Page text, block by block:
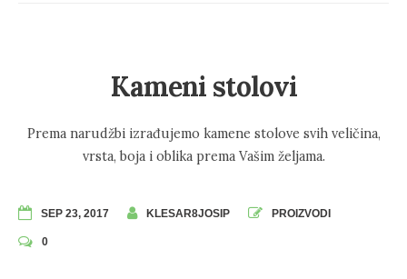
Kameni stolovi
Prema narudžbi izrađujemo kamene stolove svih veličina,
vrsta, boja i oblika prema Vašim željama.
SEP 23, 2017 KLESAR8JOSIP PROIZVODI
0